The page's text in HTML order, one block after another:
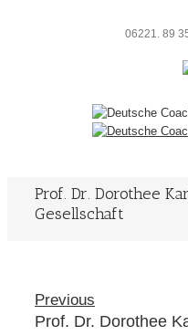
06221. 89
Prof. Dr. Dorothee
Gesellschaft
Previous
Prof. Dr. Dorothee